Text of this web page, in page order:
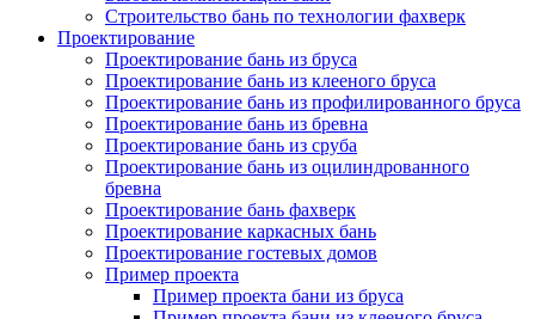
Строительство бань по технологии фахверк
Проектирование
Проектирование бань из бруса
Проектирование бань из клееного бруса
Проектирование бань из профилированного бруса
Проектирование бань из бревна
Проектирование бань из сруба
Проектирование бань из оцилиндрованного
бревна
Проектирование бань фахверк
Проектирование каркасных бань
Проектирование гостевых домов
Пример проекта
Пример проекта бани из бруса